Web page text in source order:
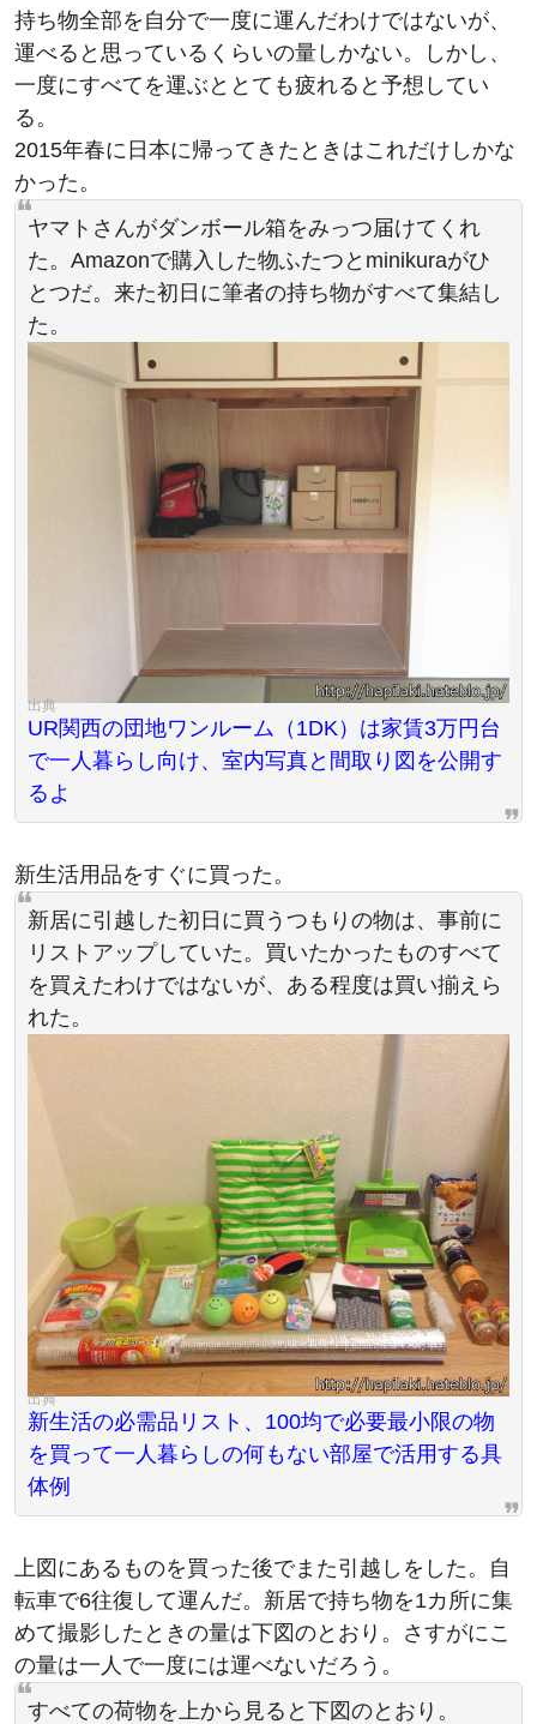
持ち物全部を自分で一度に運んだわけではないが、
運べると思っているくらいの量しかない。しかし、
一度にすべてを運ぶととても疲れると予想してい
る。
2015年春に日本に帰ってきたときはこれだけしかな
かった。
ヤマトさんがダンボール箱をみっつ届けてくれ
た。Amazonで購入した物ふたつとminikuraがひ
とつだ。来た初日に筆者の持ち物がすべて集結し
た。
UR関西の団地ワンルーム（1DK）は家賃3万円台
で一人暮らし向け、室内写真と間取り図を公開す
るよ
新生活用品をすぐに買った。
新居に引越した初日に買うつもりの物は、事前に
リストアップしていた。買いたかったものすべて
を買えたわけではないが、ある程度は買い揃えら
れた。
新生活の必需品リスト、100均で必要最小限の物
を買って一人暮らしの何もない部屋で活用する具
体例
上図にあるものを買った後でまた引越しをした。自
転車で6往復して運んだ。新居で持ち物を1カ所に集
めて撮影したときの量は下図のとおり。さすがにこ
の量は一人で一度には運べないだろう。
すべての荷物を上から見ると下図のとおり。